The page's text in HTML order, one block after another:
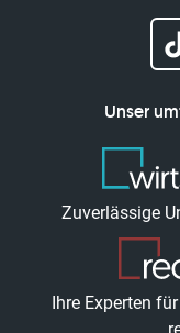
Unser
Zuverlässige
Ihre Experten